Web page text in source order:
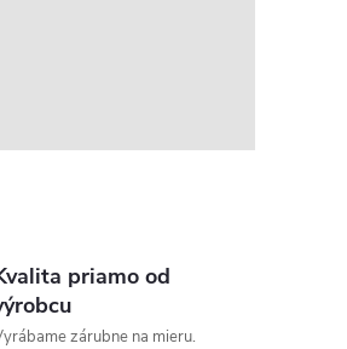
priamo od
zárubne na mieru.